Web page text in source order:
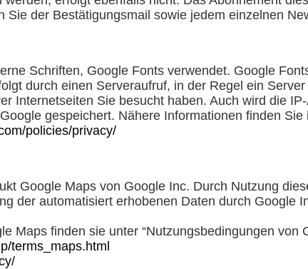
Sie der Bestätigungsmail sowie jedem einzelnen
Schriften, Google Fonts verwendet. Google
durch einen Serveraufruf, in der Regel ein
Internetseiten Sie besucht haben. Auch wird die
gespeichert. Nähere Informationen finden
policies/privacy/
Google Maps von Google Inc. Durch Nutzung
der automatisiert erhobenen Daten durch Google
Maps finden sie unter “Nutzungsbedingungen von
terms_maps.html